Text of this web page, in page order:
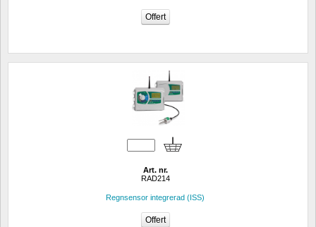
Art. nr.
RAD214
Regnsensor integrerad (ISS)